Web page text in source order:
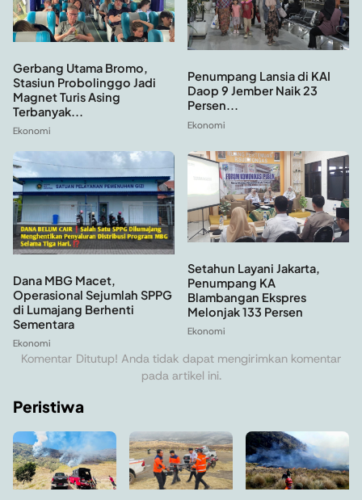
Gerbang Utama Bromo,
Stasiun Probolinggo Jadi
Magnet Turis Asing
Terbanyak...
Ekonomi
Penumpang Lansia di KAI
Daop 9 Jember Naik 23
Persen...
Ekonomi
Dana MBG Macet,
Operasional Sejumlah SPPG
di Lumajang Berhenti
Sementara
Ekonomi
Setahun Layani Jakarta,
Penumpang KA
Blambangan Ekspres
Melonjak 133 Persen
Ekonomi
Komentar Ditutup! Anda tidak dapat mengirimkan komentar
pada artikel ini.
Peristiwa